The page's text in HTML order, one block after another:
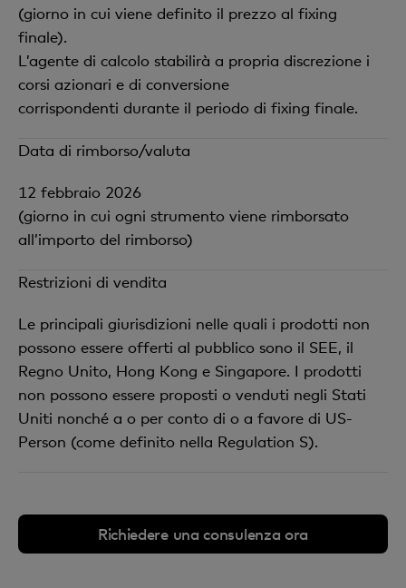
(giorno in cui viene definito il prezzo al fixing
finale).
L’agente di calcolo stabilirà a propria discrezione i
corsi azionari e di conversione
corrispondenti durante il periodo di fixing finale.
Data di rimborso/valuta
12 febbraio 2026
(giorno in cui ogni strumento viene rimborsato
all’importo del rimborso)
Restrizioni di vendita
Le principali giurisdizioni nelle quali i prodotti non
possono essere offerti al pubblico sono il SEE, il
Regno Unito, Hong Kong e Singapore. I prodotti
non possono essere proposti o venduti negli Stati
Uniti nonché a o per conto di o a favore di US-
Person (come definito nella Regulation S).
Richiedere una consulenza ora